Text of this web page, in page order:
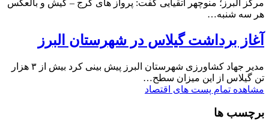
مرکز البرز؛ منوچهر اتقیایی گفت: پرواز های کرج – کیش و بالعکس
هر سه شنبه…
آغاز برداشت گیلاس در شهرستان البرز
مدیر جهاد کشاورزی شهرستان البرز پیش بینی کرد بیش از ۳ هزار
تن گیلاس از این میزان سطح…
مشاهده تمام پست های اقتصاد
برچسب ها